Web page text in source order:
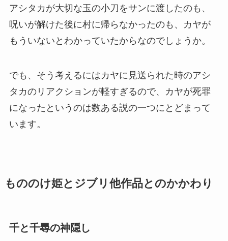
アシタカが大切な玉の小刀をサンに渡したのも、
呪いが解けた後に村に帰らなかったのも、カヤが
もういないとわかっていたからなのでしょうか。
でも、そう考えるにはカヤに見送られた時のアシ
タカのリアクションが軽すぎるので、カヤが死罪
になったというのは数ある説の一つにとどまって
います。
もののけ姫とジブリ他作品とのかかわり
千と千尋の神隠し